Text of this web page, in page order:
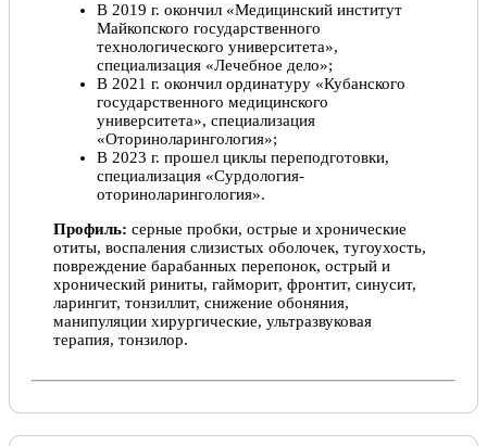
В 2019 г. окончил «Медицинский институт
Майкопского государственного
технологического университета»,
специализация «Лечебное дело»;
В 2021 г. окончил ординатуру «Кубанского
государственного медицинского
университета», специализация
«Оториноларингология»;
В 2023 г. прошел циклы переподготовки,
специализация «Сурдология-
оториноларингология».
Профиль: серные пробки, острые и хронические
отиты, воспаления слизистых оболочек, тугоухость,
повреждение барабанных перепонок, острый и
хронический риниты, гайморит, фронтит, синусит,
ларингит, тонзиллит, снижение обоняния,
манипуляции хирургические, ультразвуковая
терапия, тонзилор.